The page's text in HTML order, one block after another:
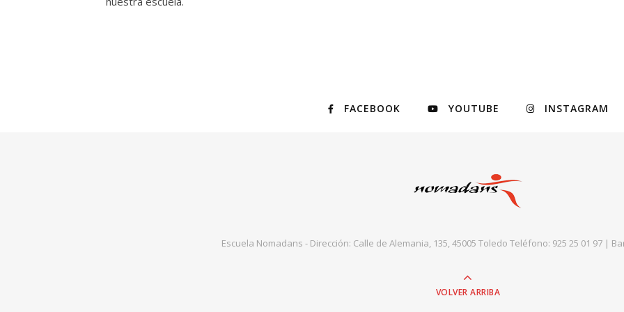
FACEBOOK YOUTUBE INSTAGRAM
Escuela Nomadans - Dirección: Calle de Alemania, 135, 45005 Toledo Teléfono: 925 25 01 97 |
VOLVER ARRIBA